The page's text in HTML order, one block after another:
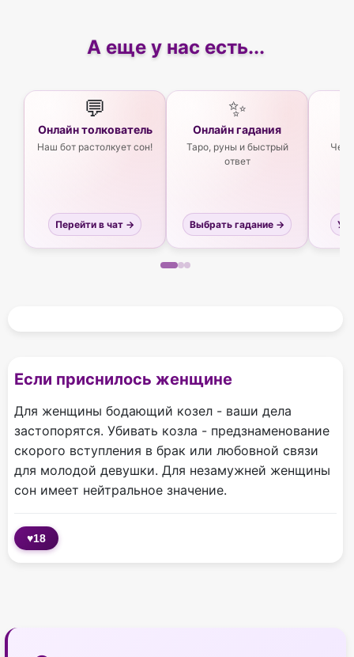
А еще у нас есть...
💬
Онлайн толкователь
Наш бот растолкует сон!
Перейти в чат →
✨
Онлайн гадания
Таро, руны и быстрый
ответ
Выбрать гадание →
Если приснилось женщине
Для женщины бодающий козел - ваши дела
застопорятся. Убивать козла - предзнаменование
скорого вступления в брак или любовной связи
для молодой девушки. Для незамужней женщины
сон имеет нейтральное значение.
♥18